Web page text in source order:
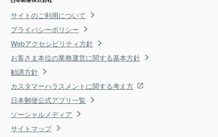
サイトのご利用について
プライバシーポリシー
Webアクセシビリティ方針
お客さま本位の業務運営に関する基本方針
勧誘方針
カスタマーハラスメントに関する考え方
日本郵便公式アプリ一覧
ソーシャルメディア
サイトマップ